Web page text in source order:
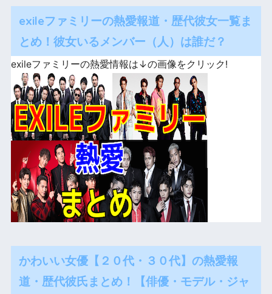
exileファミリーの熱愛報道・歴代彼女一覧ま
とめ！彼女いるメンバー（人）は誰だ？
exileファミリーの熱愛情報は↓の画像をクリック!
かわいい女優【２０代・３０代】の熱愛報
道・歴代彼氏まとめ！【俳優・モデル・ジャ